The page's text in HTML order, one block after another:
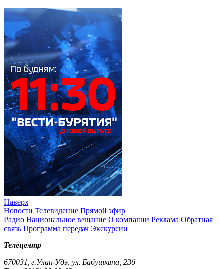
Наверх
Новости Телевидение Прямой эфир
Радио Национальное вещание О компании Реклама Обратная
связь Программа передач Экскурсии
Телецентр
670031, г.Улан-Удэ, ул. Бабушкина, 23б